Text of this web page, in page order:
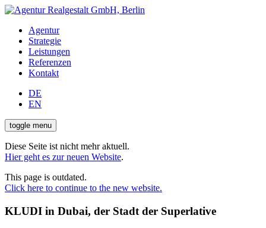
Agentur
Strategie
Leistungen
Referenzen
Kontakt
DE
EN
toggle menu
Diese Seite ist nicht mehr aktuell.
Hier geht es zur neuen Website.
This page is outdated.
Click here to continue to the new website.
KLUDI in Dubai, der Stadt der Superlative